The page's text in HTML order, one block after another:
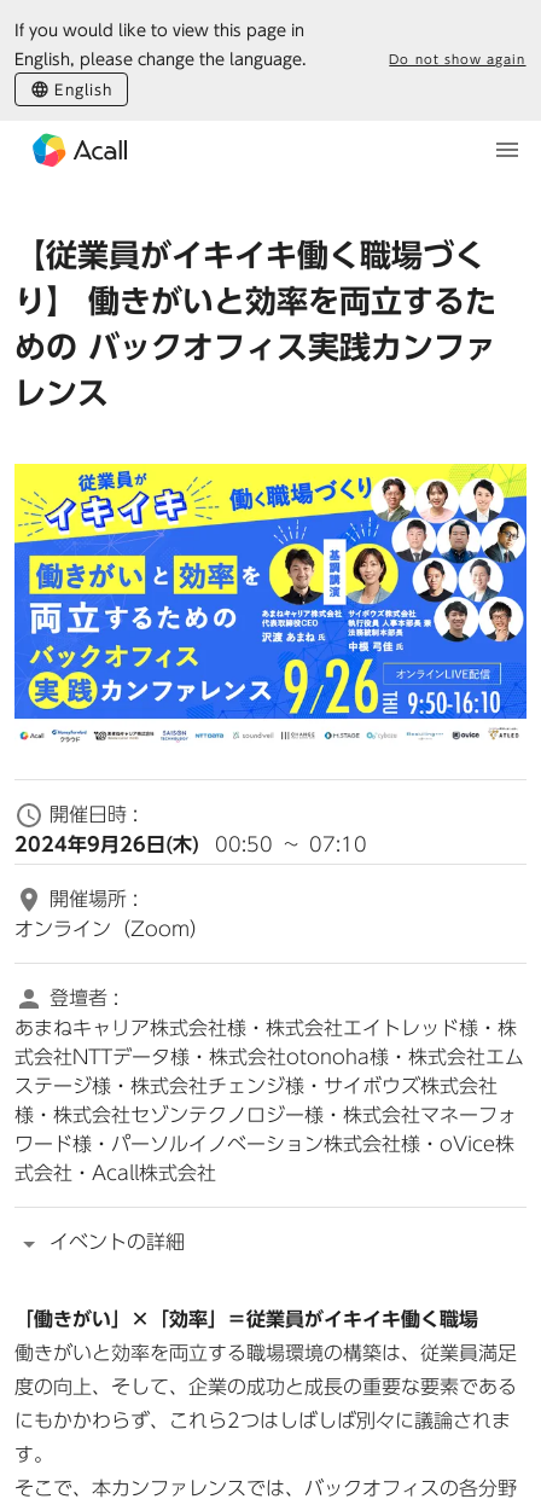
If you would like to view this page in
English, please change the language.
English
Do not show again
【従業員がイキイキ働く職場づく
り】 働きがいと効率を両立するた
めの バックオフィス実践カンファ
レンス
開催日時 :
2024年9月26日(木)
00:50 ~ 07:10
開催場所 :
オンライン（Zoom）
登壇者 :
あまねキャリア株式会社様・株式会社エイトレッド様・株
式会社NTTデータ様・株式会社otonoha様・株式会社エム
ステージ様・株式会社チェンジ様・サイボウズ株式会社
様・株式会社セゾンテクノロジー様・株式会社マネーフォ
ワード様・パーソルイノベーション株式会社様・oVice株
式会社・Acall株式会社
イベントの詳細
「働きがい」×「効率」＝従業員がイキイキ働く職場
働きがいと効率を両立する職場環境の構築は、従業員満足
度の向上、そして、企業の成功と成長の重要な要素である
にもかかわらず、これら2つはしばしば別々に議論されま
す。
そこで、本カンファレンスでは、バックオフィスの各分野